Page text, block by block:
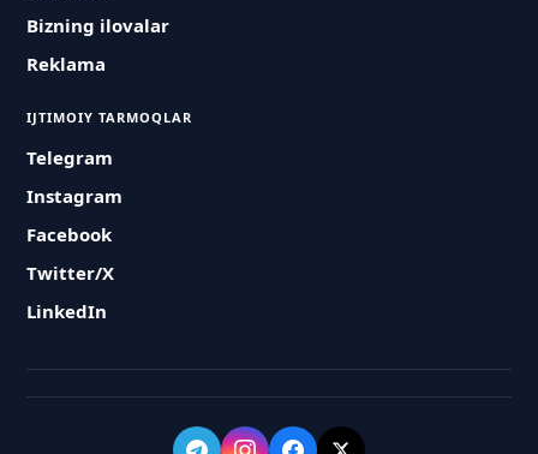
Bizning ilovalar
Reklama
IJTIMOIY TARMOQLAR
Telegram
Instagram
Facebook
Twitter/X
LinkedIn